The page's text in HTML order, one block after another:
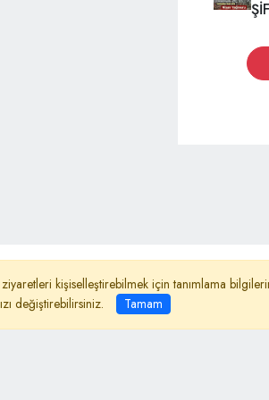
Haber Gönder
kişiselleştirebilmek için tanımlama
değiştirebilirsiniz.
Tamam